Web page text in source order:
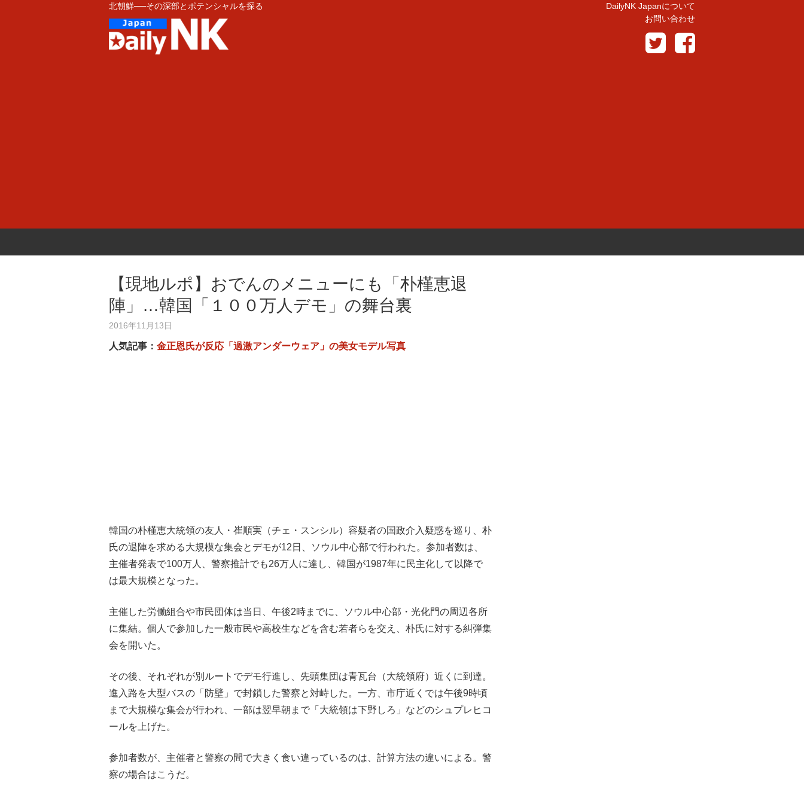
北朝鮮──その深部とポテンシャルを探る
DailyNK Japanについて
お問い合わせ
【現地ルポ】おでんのメニューにも「朴槿恵退
陣」…韓国「１００万人デモ」の舞台裏
2016年11月13日
人気記事： 金正恩氏が反応「過激アンダーウェア」の美女モデル写真
韓国の朴槿恵大統領の友人・崔順実（チェ・スンシル）容疑者の国政介入疑惑を巡り、朴
氏の退陣を求める大規模な集会とデモが12日、ソウル中心部で行われた。参加者数は、
主催者発表で100万人、警察推計でも26万人に達し、韓国が1987年に民主化して以降で
は最大規模となった。
主催した労働組合や市民団体は当日、午後2時までに、ソウル中心部・光化門の周辺各所
に集結。個人で参加した一般市民や高校生などを含む若者らを交え、朴氏に対する糾弾集
会を開いた。
その後、それぞれが別ルートでデモ行進し、先頭集団は青瓦台（大統領府）近くに到達。
進入路を大型バスの「防壁」で封鎖した警察と対峙した。一方、市庁近くでは午後9時頃
まで大規模な集会が行われ、一部は翌早朝まで「大統領は下野しろ」などのシュプレヒコ
ールを上げた。
参加者数が、主催者と警察の間で大きく食い違っているのは、計算方法の違いによる。警
察の場合はこうだ。